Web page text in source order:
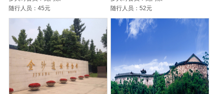
随行人员：45元
随行人员：52元